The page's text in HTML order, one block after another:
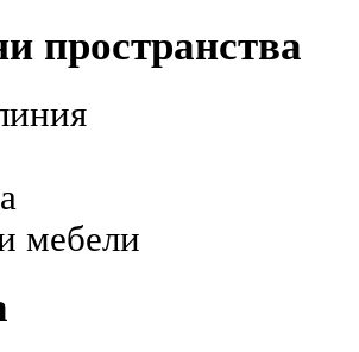
пространства
мебели